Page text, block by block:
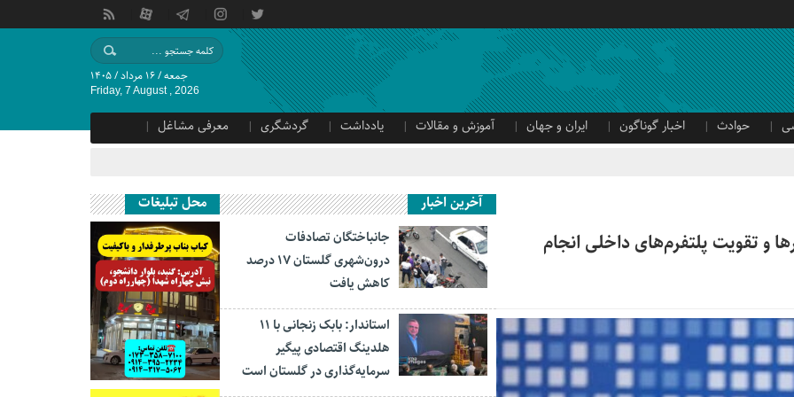
جمعه / ۱۶ مرداد / ۱۴۰۵
Friday, 7 August , 2026
حوادث اخبار گوناگون ایران و جهان آموزش و مقالات یادداشت گردشگری
معرفی مشاغل
و تقویت پلتفرم‌های داخلی انجام
آخرین اخبار
جانباختگان تصادفات
درون‌شهری گلستان ۱۷ درصد
کاهش یافت
استاندار: بابک زنجانی با ۱۱
هلدینگ اقتصادی پیگیر
سرمایه‌گذاری در گلستان است
محل تبلیغات